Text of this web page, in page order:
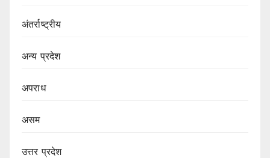
अंतर्राष्ट्रीय
अन्य प्रदेश
अपराध
असम
उत्तर प्रदेश